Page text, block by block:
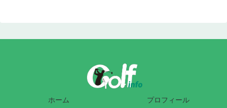
ホーム プロフィール